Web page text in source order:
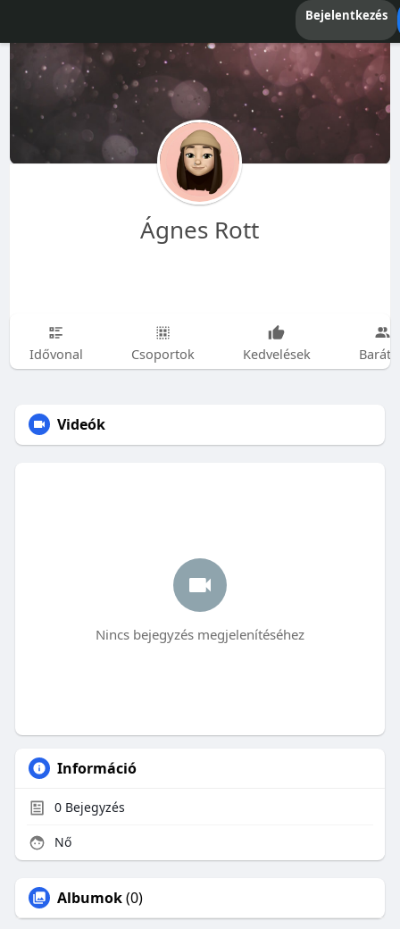
Bejelentkezés
Ágnes Rott
Idővonal Csoportok Kedvelések
Videók
Nincs bejegyzés megjelenítéséhez
Információ
0Bejegyzés
Nő
Albumok(0)